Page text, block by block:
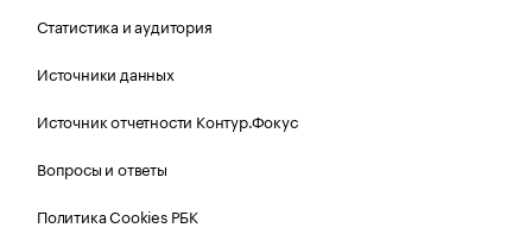
Статистика и аудитория
Источники данных
Источник отчетности Контур.Фокус
Вопросы и ответы
Политика Cookies РБК